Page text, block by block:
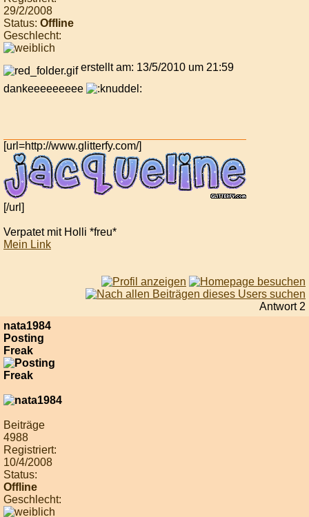
29/2/2008
Status: Offline
Geschlecht:
erstellt am: 13/5/2010 um 21:59
dankeeeeeeeee
[url=http://www.glitterfy.com/]
[/url]
Verpatet mit Holli *freu*
Mein Link
Antwort 2
nata1984
Posting
Freak
Beiträge
4988
Registriert:
10/4/2008
Status:
Offline
Geschlecht: